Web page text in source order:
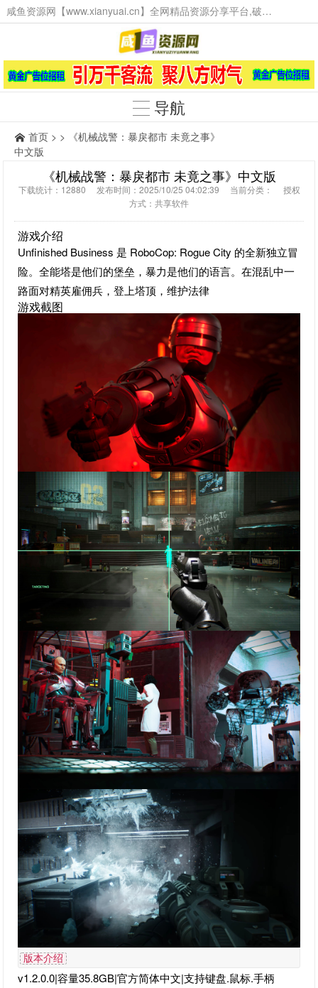
咸鱼资源网【www.xianyuai.cn】全网精品资源分享平台,破解软件,技术源码,火爆项目,工具辅助,这里无所不有。
导航
首页 > > 《机械战警：暴戾都市 未竟之事》
中文版
《机械战警：暴戾都市 未竟之事》中文版
下载统计：12880 发布时间：2025/10/25 04:02:39 当前分类： 授权
方式：共享软件
游戏介绍
Unfinished Business 是 RoboCop: Rogue City 的全新独立冒
险。全能塔是他们的堡垒，暴力是他们的语言。在混乱中一
路面对精英雇佣兵，登上塔顶，维护法律
游戏截图
版本介绍
v1.2.0.0|容量35.8GB|官方简体中文|支持键盘.鼠标.手柄